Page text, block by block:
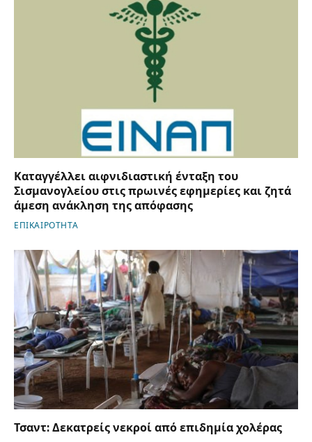
Καταγγέλλει αιφνιδιαστική ένταξη του
Σισμανογλείου στις πρωινές εφημερίες και ζητά
άμεση ανάκληση της απόφασης
ΕΠΙΚΑΙΡΟΤΗΤΑ
Τσαντ: Δεκατρείς νεκροί από επιδημία χολέρας